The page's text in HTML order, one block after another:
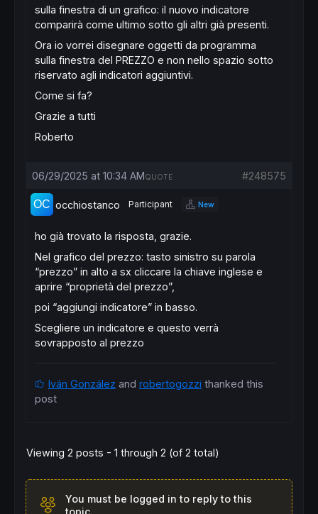
sulla finestra di un grafico: il nuovo indicatore
comparirà come ultimo sotto gli altri già presenti.
Ora io vorrei disegnare oggetti da programma
sulla finestra del PREZZO e non nello spazio sotto
riservato agli indicatori aggiuntivi.
Come si fa?
Grazie a tutti
Roberto
06/29/2025 at 10:34 AM #248575
QUOTE
occhiostanco Participant New
ho già trovato la risposta, grazie.
Nel grafico del prezzo: tasto sinistro su parola
“prezzo” in alto a sx cliccare la chiave inglese e
aprire “proprietà del prezzo”,
poi “aggiungi indicatore” in basso.
Scegliere un indicatore e questo verrà
sovrapposto al prezzo
Iván González and robertogozzi thanked this
post
Viewing 2 posts - 1 through 2 (of 2 total)
You must be logged in to reply to this
topic.